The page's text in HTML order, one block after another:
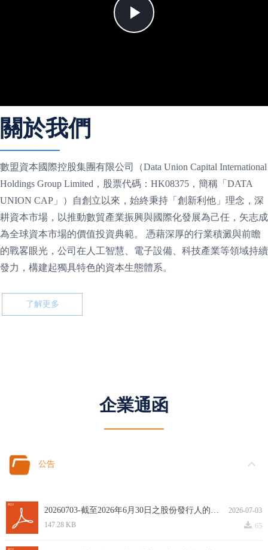
數盟資本國際控股集團有限公司（Data Union Capital International
Holdings Group Limited，股票代碼：HK08375，簡稱「DATA
UNION CAP」）自創立以來，始終秉持「創新利他」理念，深
耕資本市場，以推動數貿產業振興與國際化發展為己任，矢志成
為全球資本市場的價值投資典範。 憑藉深厚的行業積澱與前瞻
的戰畧眼光，公司在人工智慧、電子設備、科技產業等領域持續
發力，構建起獨具特色的資本生態體系。
了解更多
關於我們
企業通函
公告
2026-07-03
20260703-截至2026年6月30日之股份發行人的證券變動月報表.pdf
끂 65
147.28 KB
Play